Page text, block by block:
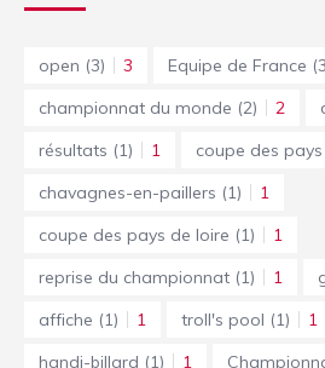
open (3) 3 Equipe de France
championnat du monde (2) 2
résultats (1) 1 coupe des
chavagnes-en-paillers (1)
1
coupe des pays de loire (1)
1
reprise du championnat (1) 1
affiche (1) 1 troll's pool (1) 1
handi-billard (1) 1